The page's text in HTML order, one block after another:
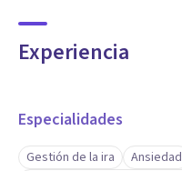
Experiencia
Especialidades
Gestión de la ira Ansiedad